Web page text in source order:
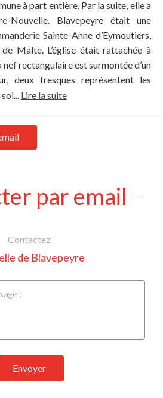
à part entière. Par la suite, elle a
Nouvelle. Blavepeyre était une
Sainte-Anne d’Eymoutiers,
Malte. L’église était rattachée à
rectangulaire est surmontée d’un
deux fresques représentent les
Lire la suite
par email
Contactez
de Blavepeyre
Envoyer